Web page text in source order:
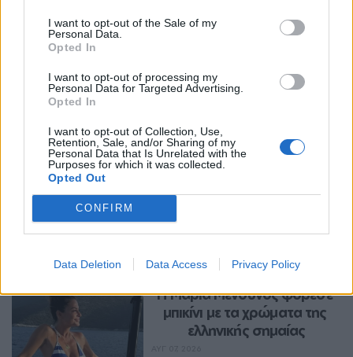
I want to opt-out of the Sale of my
Personal Data.
Opted In
I want to opt-out of processing my
Personal Data for Targeted Advertising.
Opted In
I want to opt-out of Collection, Use,
Retention, Sale, and/or Sharing of my
Personal Data that Is Unrelated with the
Purposes for which it was collected.
Opted Out
CONFIRM
Data Deletion Data Access Privacy Policy
έμεινε άφωνη: «Καλέ, τι
ωραίος που είναι»
Αριελ Κωνσταντινίδη: Τώρα
ασχολούνται με το δέρμα
κρύβομαι
Η Μαρία Μενούνος φόρεσε
μπικίνι με τα χρώματα της
ελληνικής σημαίας